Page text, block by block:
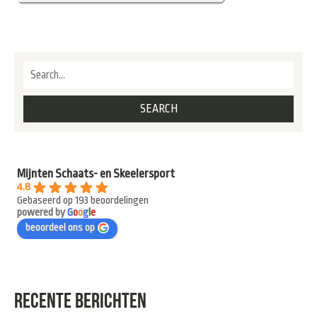
Mijnten Schaats- en Skeelersport
4.8
Gebaseerd op 193 beoordelingen
powered byGooge
beoordeel ons op
RECENTE BERICHTEN